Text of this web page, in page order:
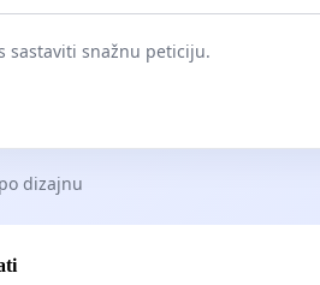
sastaviti snažnu peticiju.
dizajnu